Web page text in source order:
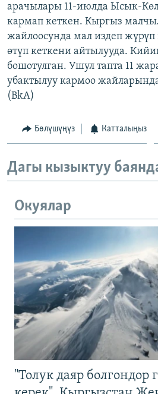
арачылары 11-июлда Ысык-
кармап кеткен. Кыргыз
жайлоосунда мал издеп жүрүп
өтүп кеткени айтылууда.
бошотулган. Ушул тапта 11
убактылуу кармоо
(BkA)
Бөлүшүңүз Катталыңыз
Дагы кызыктуу
Окуялар
"Толук даяр